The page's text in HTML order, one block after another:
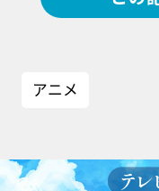
アニメ